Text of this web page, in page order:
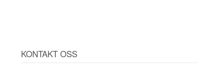
KONTAKT OSS